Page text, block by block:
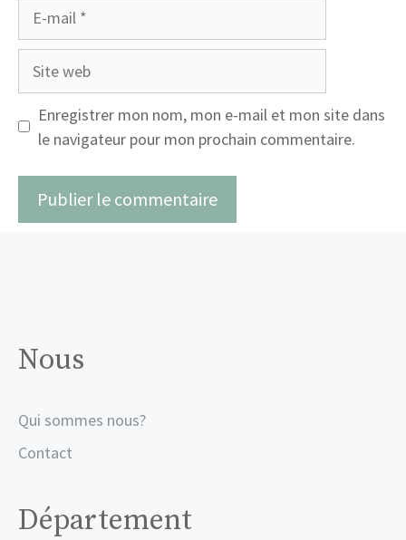
Site
Enregistrer mon nom, mon e-mail et mon site dans
le navigateur pour mon prochain commentaire.
Nous
Qui sommes nous?
Contact
Département